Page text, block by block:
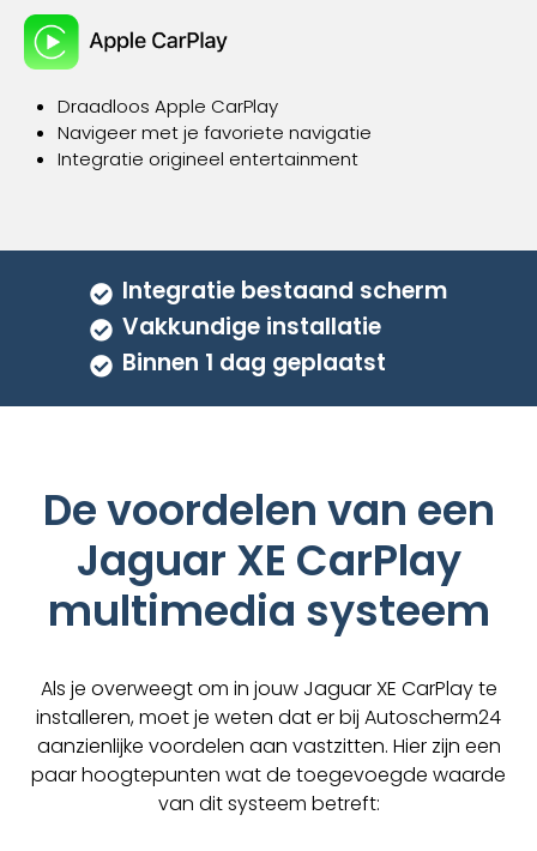
Draadloos Apple CarPlay
Navigeer met je favoriete navigatie
Integratie origineel entertainment
Integratie bestaand scherm
Vakkundige installatie
Binnen 1 dag geplaatst
De voordelen van een
Jaguar XE CarPlay
multimedia systeem
Als je overweegt om in jouw Jaguar XE CarPlay te
installeren, moet je weten dat er bij Autoscherm24
aanzienlijke voordelen aan vastzitten. Hier zijn een
paar hoogtepunten wat de toegevoegde waarde
van dit systeem betreft: